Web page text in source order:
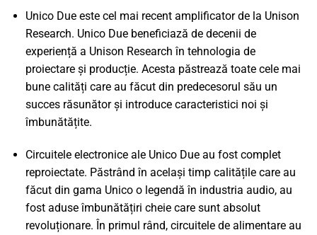
Unico Due este cel mai recent amplificator de la Unison
Research. Unico Due beneficiază de decenii de
experiență a Unison Research în tehnologia de
proiectare și producție. Acesta păstrează toate cele mai
bune calități care au făcut din predecesorul său un
succes răsunător și introduce caracteristici noi și
îmbunătățite.
Circuitele electronice ale Unico Due au fost complet
reproiectate. Păstrând în același timp calitățile care au
făcut din gama Unico o legendă în industria audio, au
fost aduse îmbunătățiri cheie care sunt absolut
revoluționare. În primul rând, circuitele de alimentare au